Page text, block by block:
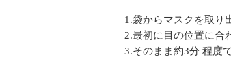
1.袋からマスクを取り
2.最初に目の位置に合
3.そのまま約3分 程度